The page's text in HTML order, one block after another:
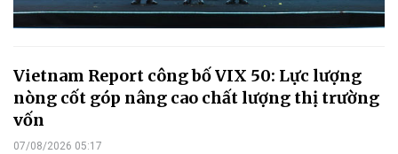
Vietnam Report công bố VIX 50: Lực lượng
nòng cốt góp nâng cao chất lượng thị trường
vốn
07/08/2026 05:17